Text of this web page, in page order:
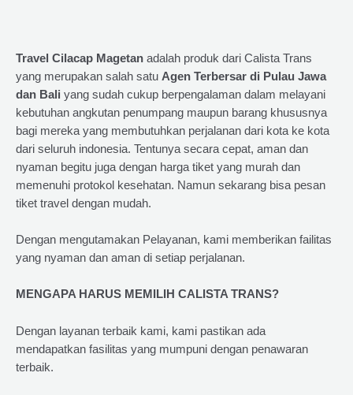
Travel Cilacap Magetan adalah produk dari Calista Trans
yang merupakan salah satu Agen Terbersar di Pulau Jawa
dan Bali yang sudah cukup berpengalaman dalam melayani
kebutuhan angkutan penumpang maupun barang khususnya
bagi mereka yang membutuhkan perjalanan dari kota ke kota
dari seluruh indonesia. Tentunya secara cepat, aman dan
nyaman begitu juga dengan harga tiket yang murah dan
memenuhi protokol kesehatan. Namun sekarang bisa pesan
tiket travel dengan mudah.
Dengan mengutamakan Pelayanan, kami memberikan failitas
yang nyaman dan aman di setiap perjalanan.
MENGAPA HARUS MEMILIH CALISTA TRANS?
Dengan layanan terbaik kami, kami pastikan ada
mendapatkan fasilitas yang mumpuni dengan penawaran
terbaik.